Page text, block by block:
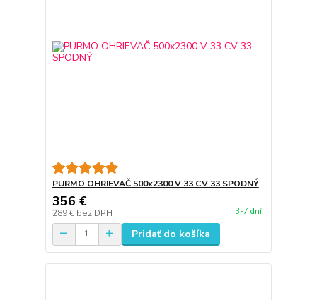
PURMO OHRIEVAČ 500x2300 V 33 CV 33 SPODNÝ
356 €
289 € bez DPH 3-7 dní
Pridať do košíka